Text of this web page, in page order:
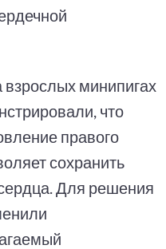
взрослых минипигах
что
правого
сохранить
Для решения